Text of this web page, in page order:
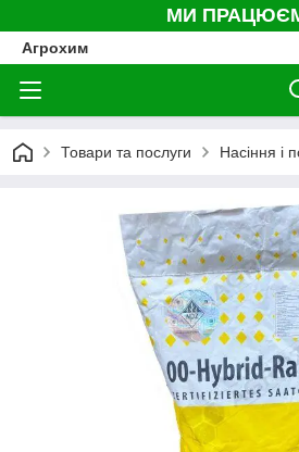
МИ
Агрохим
Товари та послуги Насіння і